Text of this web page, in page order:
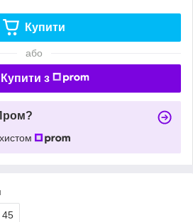
Купити
або
Купити з
45